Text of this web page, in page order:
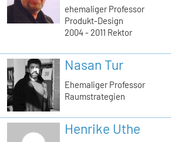
ehemaliger Professor
Produkt-Design
2004 - 2011 Rektor
Nasan Tur
Ehemaliger Professor
Raumstrategien
Henrike Uthe